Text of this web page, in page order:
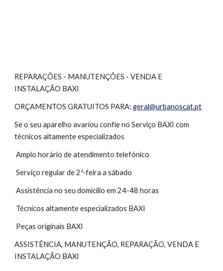
REPARAÇÕES - MANUTENÇÕES - VENDA E
INSTALAÇÃO BAXI
ORÇAMENTOS GRATUITOS PARA: geral@urbanoscat.pt
Se o seu aparelho avariou confie no Serviço BAXI com
técnicos altamente especializados
Amplo horário de atendimento telefónico
Serviço regular de 2ª-feira a sábado
Assistência no seu domicílio em 24-48 horas
Técnicos altamente especializados BAXI
Peças originais BAXI
ASSISTÊNCIA, MANUTENÇÃO, REPARAÇÃO, VENDA E
INSTALAÇÃO BAXI